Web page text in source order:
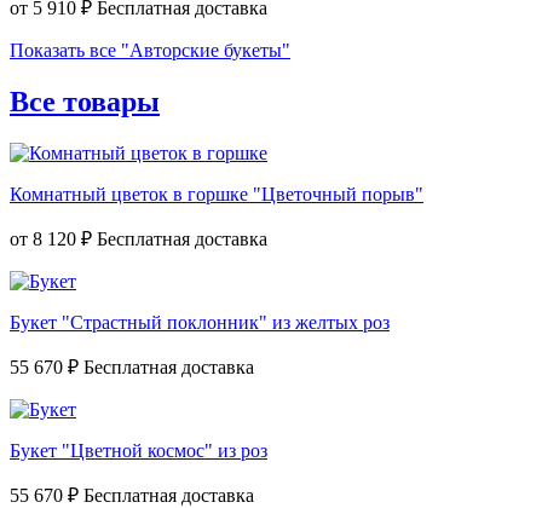
от 5 910 ₽
Показать все "Авторские букеты"
Все товары
Комнатный цветок в горшке "Цветочный порыв"
от 8 120 ₽
Букет "Страстный поклонник" из желтых роз
55 670 ₽
Букет "Цветной космос" из роз
55 670 ₽